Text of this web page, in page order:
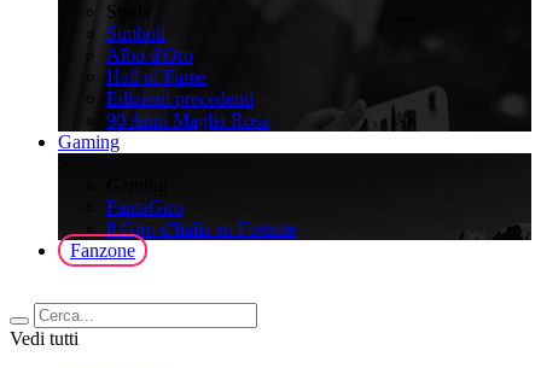
Storia
Simboli
Albo d'Oro
Hall of Fame
Edizioni precedenti
90 Anni Maglia Rosa
Gaming
FantaGiro
ll Giro d'Italia su Fortnite
Fanzone
Vedi tutti